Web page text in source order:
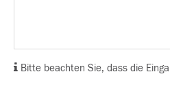
Bitte beachten Sie, dass die